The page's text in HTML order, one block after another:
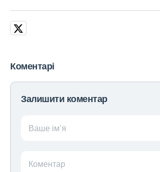
Коментарі
Залишити коментар
Ваше ім’я
Коментар